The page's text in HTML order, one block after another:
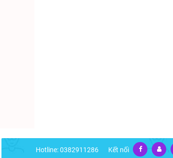
Hotline: 0382911286 Kết nối